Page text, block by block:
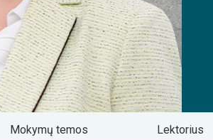
Mokymų temos Lektorius